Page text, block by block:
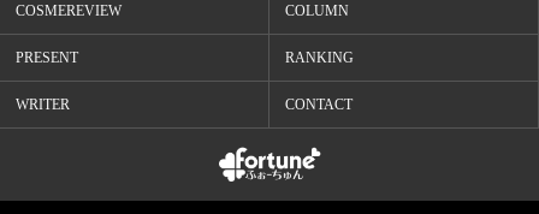
COSMEREVIEW COLUMN
PRESENT RANKING
WRITER CONTACT